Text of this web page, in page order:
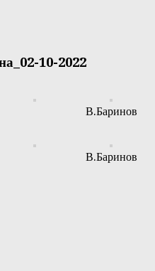
10-2022
В.Баринов
В.Баринов